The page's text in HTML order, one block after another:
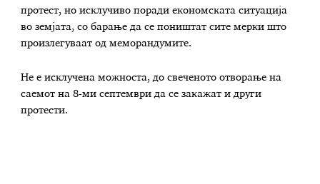
протест, но исклучиво поради економската ситуација
во земјата, со барање да се поништат сите мерки што
произлегуваат од меморандумите.
Не е исклучена можноста, до свеченото отворање на
саемот на 8-ми септември да се закажат и други
протести.